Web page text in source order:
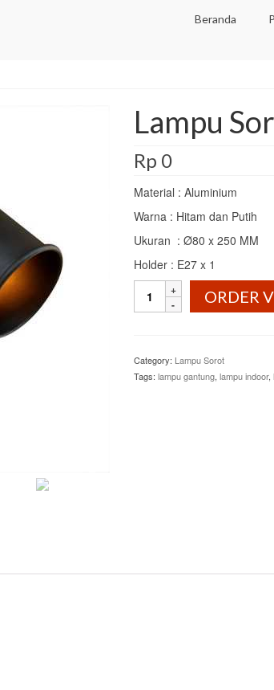
Beranda
Lampu
Rp 0
Material : Aluminium
Warna : Hitam dan Putih
Ukuran : Ø80 x 250 MM
Holder : E27 x 1
Sorot
ORDER
Category: Lampu Sorot
Tags: lampu gantung, lampu indoor,